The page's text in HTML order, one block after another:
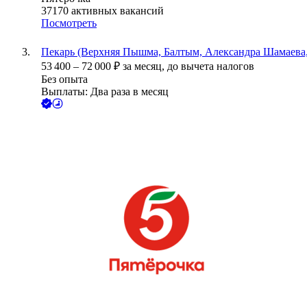
37170 активных вакансий
Посмотреть
Пекарь (Верхняя Пышма, Балтым, Александра
53 400 – 72 000 ₽ за месяц, до вычета налогов
Без опыта
Выплаты: Два раза в месяц